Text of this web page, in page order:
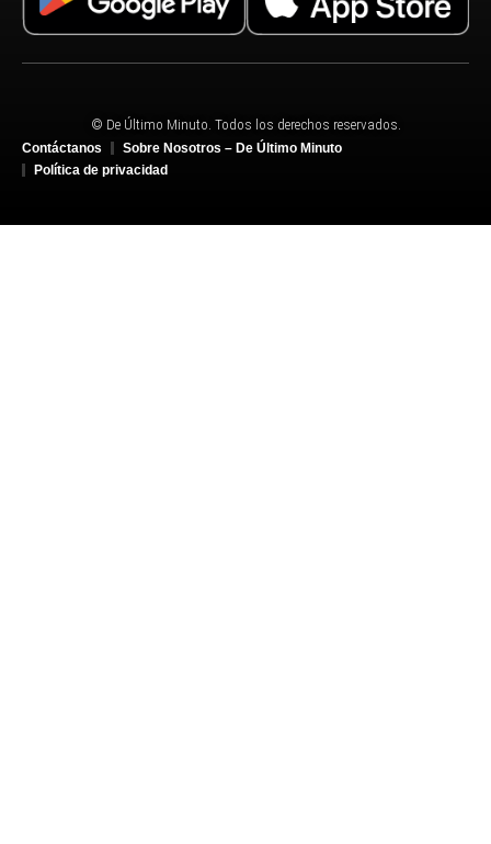
© De Último Minuto. Todos los derechos reservados.
Contáctanos
Sobre Nosotros – De Último Minuto
Política de privacidad